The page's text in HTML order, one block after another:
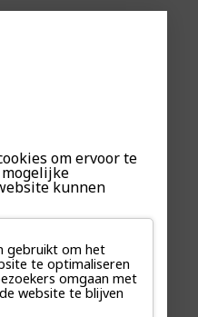
om ervoor te
kunnen
gebruikt om het
te optimaliseren
omgaan met
website te blijven